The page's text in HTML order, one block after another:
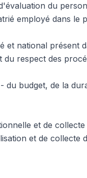
du
employé dans le
et national présent
respect des
budget, de la
et de
et de collecte